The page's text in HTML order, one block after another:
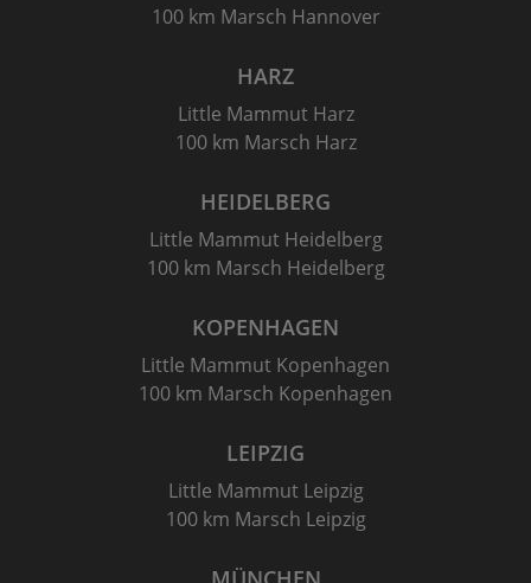
100 km Marsch Hannover
HARZ
Little Mammut Harz
100 km Marsch Harz
HEIDELBERG
Little Mammut Heidelberg
100 km Marsch Heidelberg
KOPENHAGEN
Little Mammut Kopenhagen
100 km Marsch Kopenhagen
LEIPZIG
Little Mammut Leipzig
100 km Marsch Leipzig